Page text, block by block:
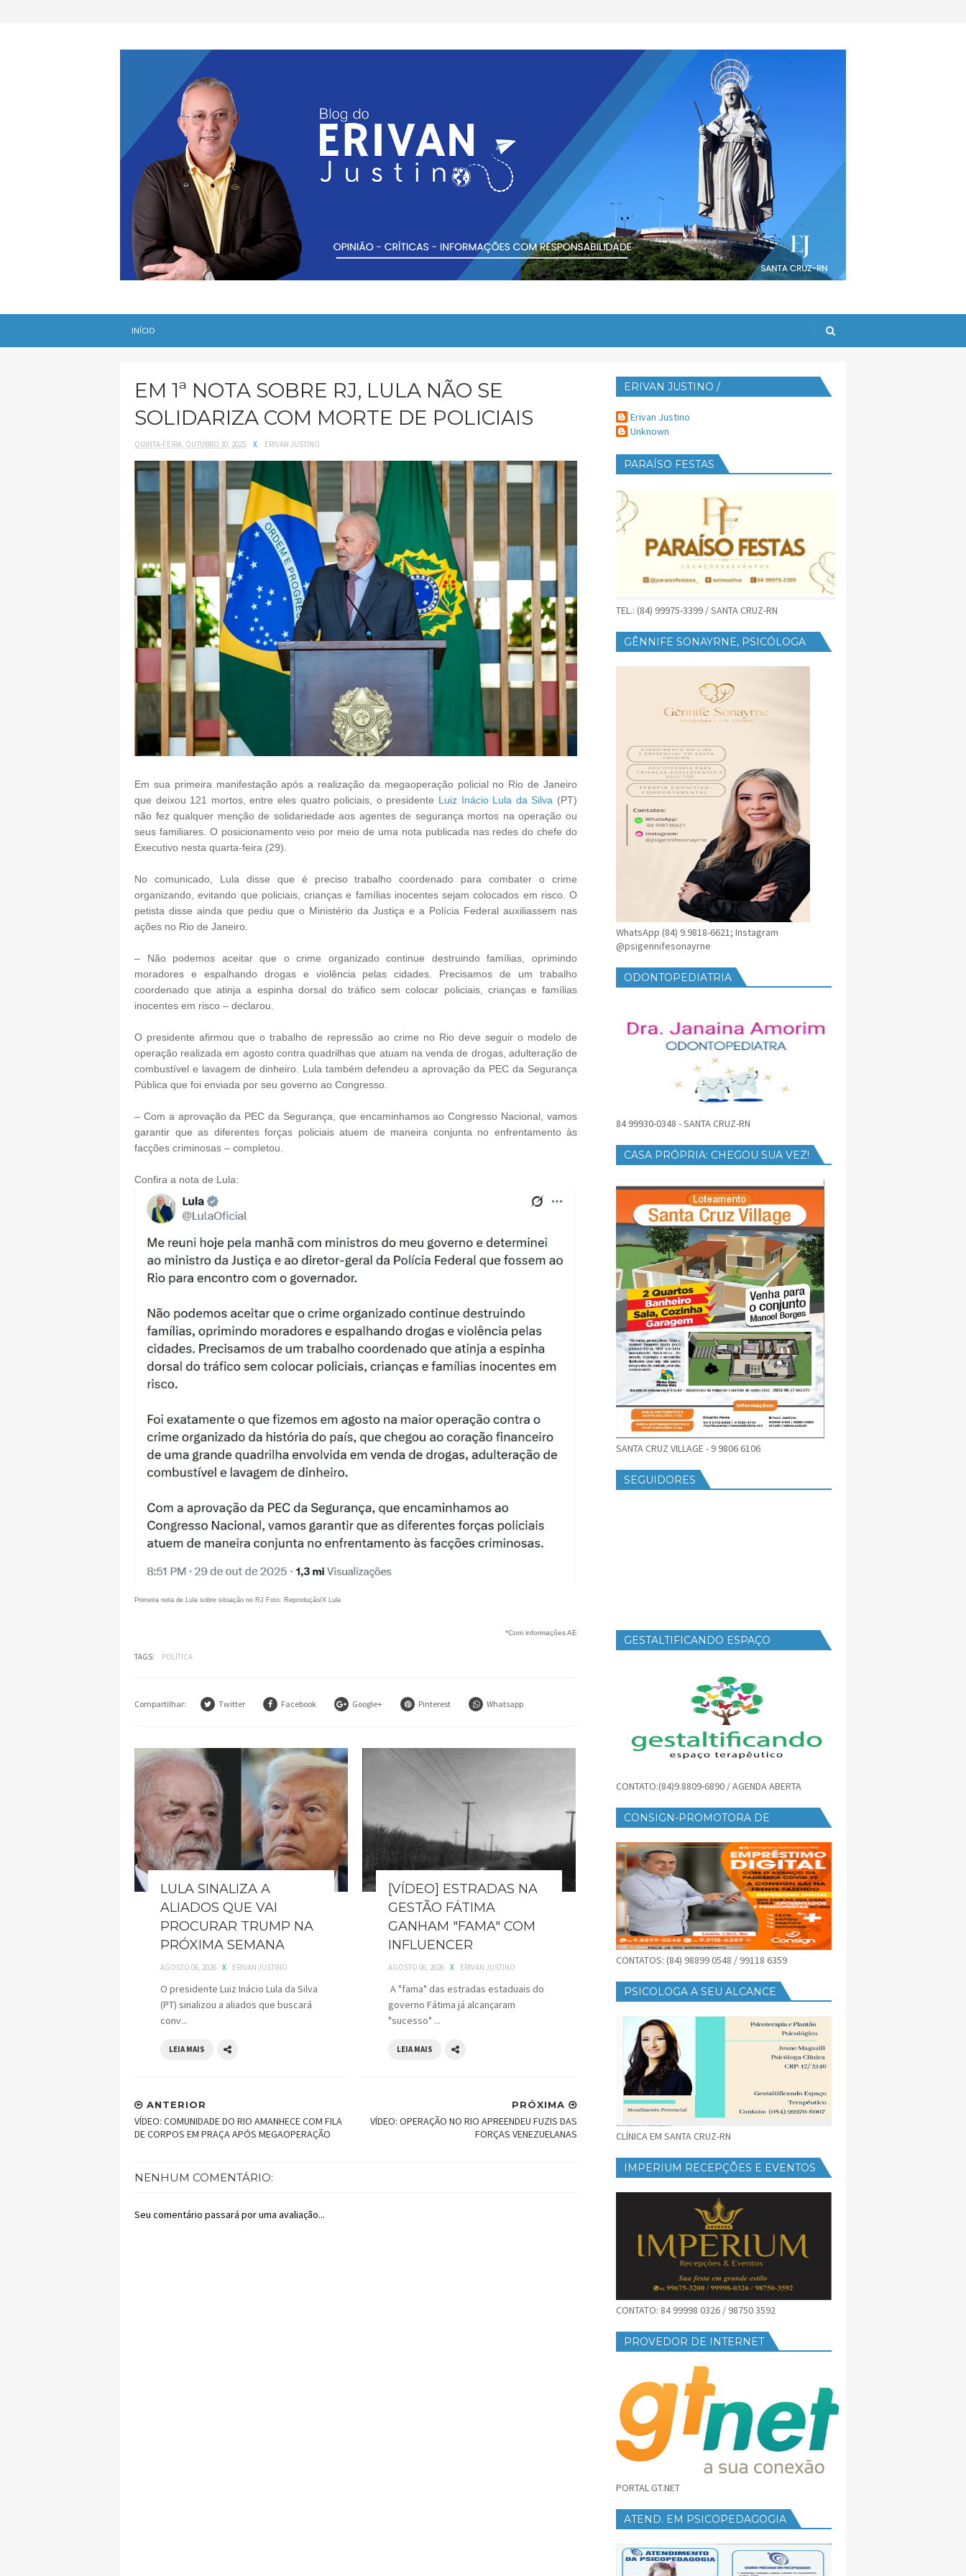
INÍCIO
EM 1ª NOTA SOBRE RJ, LULA NÃO SE
SOLIDARIZA COM MORTE DE POLICIAIS
QUINTA-FEIRA, OUTUBRO 30, 2025 X ERIVAN JUSTINO
Em sua primeira manifestação após a realização da megaoperação policial no Rio de Janeiro
que deixou 121 mortos, entre eles quatro policiais, o presidente Luiz Inácio Lula da Silva (PT)
não fez qualquer menção de solidariedade aos agentes de segurança mortos na operação ou
seus familiares. O posicionamento veio por meio de uma nota publicada nas redes do chefe do
Executivo nesta quarta-feira (29).
No comunicado, Lula disse que é preciso trabalho coordenado para combater o crime
organizando, evitando que policiais, crianças e famílias inocentes sejam colocados em risco. O
petista disse ainda que pediu que o Ministério da Justiça e a Polícia Federal auxiliassem nas
ações no Rio de Janeiro.
– Não podemos aceitar que o crime organizado continue destruindo famílias, oprimindo
moradores e espalhando drogas e violência pelas cidades. Precisamos de um trabalho
coordenado que atinja a espinha dorsal do tráfico sem colocar policiais, crianças e famílias
inocentes em risco – declarou.
O presidente afirmou que o trabalho de repressão ao crime no Rio deve seguir o modelo de
operação realizada em agosto contra quadrilhas que atuam na venda de drogas, adulteração de
combustível e lavagem de dinheiro. Lula também defendeu a aprovação da PEC da Segurança
Pública que foi enviada por seu governo ao Congresso.
– Com a aprovação da PEC da Segurança, que encaminhamos ao Congresso Nacional, vamos
garantir que as diferentes forças policiais atuem de maneira conjunta no enfrentamento às
facções criminosas – completou.
Confira a nota de Lula:
Primeira nota de Lula sobre situação no RJ Foto: Reprodução/X Lula
*Com informações AE
TAGS: POLÍTICA
Compartilhar: Twitter Facebook Google+ Pinterest Whatsapp
LULA SINALIZA A
ALIADOS QUE VAI
PROCURAR TRUMP NA
PRÓXIMA SEMANA
AGOSTO 06, 2026 X ERIVAN JUSTINO
O presidente Luiz Inácio Lula da Silva
(PT) sinalizou a aliados que buscará
conv...
LEIA MAIS
[VÍDEO] ESTRADAS NA
GESTÃO FÁTIMA
GANHAM "FAMA" COM
INFLUENCER
AGOSTO 06, 2026 X ERIVAN JUSTINO
A "fama" das estradas estaduais do
governo Fátima já alcançaram
"sucesso" ...
LEIA MAIS
PRÓXIMA
VÍDEO: OPERAÇÃO NO RIO APREENDEU FUZIS DAS
FORÇAS VENEZUELANAS
ANTERIOR
VÍDEO: COMUNIDADE DO RIO AMANHECE COM FILA
DE CORPOS EM PRAÇA APÓS MEGAOPERAÇÃO
NENHUM COMENTÁRIO:
Seu comentário passará por uma avaliação...
ERIVAN JUSTINO /
Erivan Justino
Unknown
PARAÍSO FESTAS
TEL.: (84) 99975-3399 / SANTA CRUZ-RN
GÊNNIFE SONAYRNE, PSICÓLOGA
WhatsApp (84) 9.9818-6621; Instagram
@psigennifesonayrne
ODONTOPEDIATRIA
84 99930-0348 - SANTA CRUZ-RN
CASA PRÓPRIA: CHEGOU SUA VEZ!
SANTA CRUZ VILLAGE - 9 9806 6106
SEGUIDORES
GESTALTIFICANDO ESPAÇO
CONTATO:(84)9.8809-6890 / AGENDA ABERTA
CONSIGN-PROMOTORA DE
CONTATOS: (84) 98899 0548 / 99118 6359
PSICOLOGA A SEU ALCANCE
CLÍNICA EM SANTA CRUZ-RN
IMPERIUM RECEPÇÕES E EVENTOS
CONTATO: 84 99998 0326 / 98750 3592
PROVEDOR DE INTERNET
PORTAL GT.NET
ATEND. EM PSICOPEDAGOGIA